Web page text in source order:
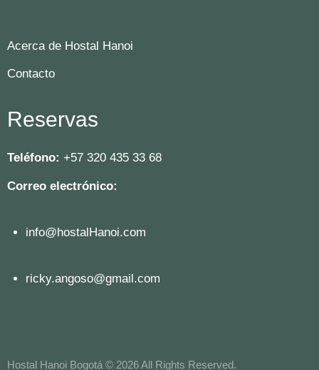
Acerca de Hostal Hanoi
Contacto
Reservas
Teléfono: +57 320 435 33 68
Correo electrónico:
info@hostalHanoi.com
ricky.angoso@gmail.com
Hostal Hanoi Bogotá © 2026 All Rights Reserved.